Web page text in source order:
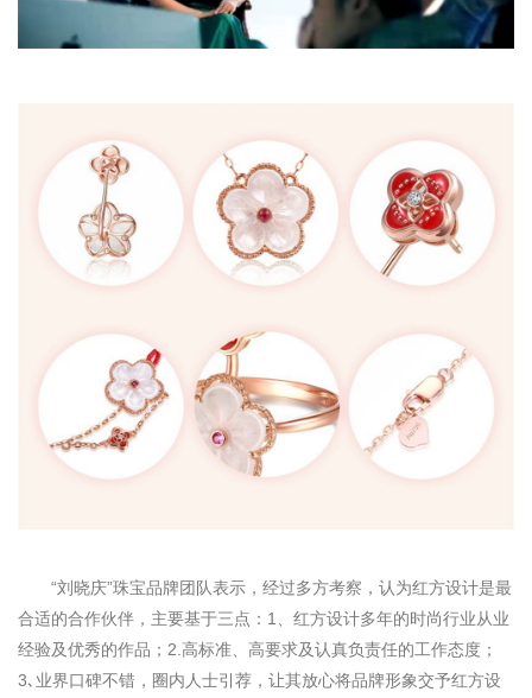
“刘晓庆”珠宝品牌团队表示，经过多方考察，认为红方设计是最
合适的合作伙伴，主要基于三点：1、红方设计多年的时尚行业从业
经验及优秀的作品；2.高标准、高要求及认真负责任的工作态度；
3､业界口碑不错，圈内人士引荐，让其放心将品牌形象交予红方设